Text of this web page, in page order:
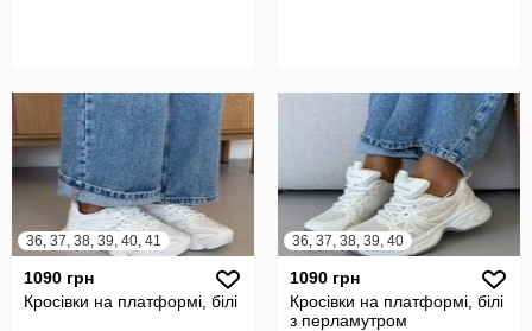
36, 37, 38, 39, 40, 41
1090 грн
Кросівки на платформі, білі
36, 37, 38, 39, 40
1090 грн
Кросівки на платформі, білі
з перламутром